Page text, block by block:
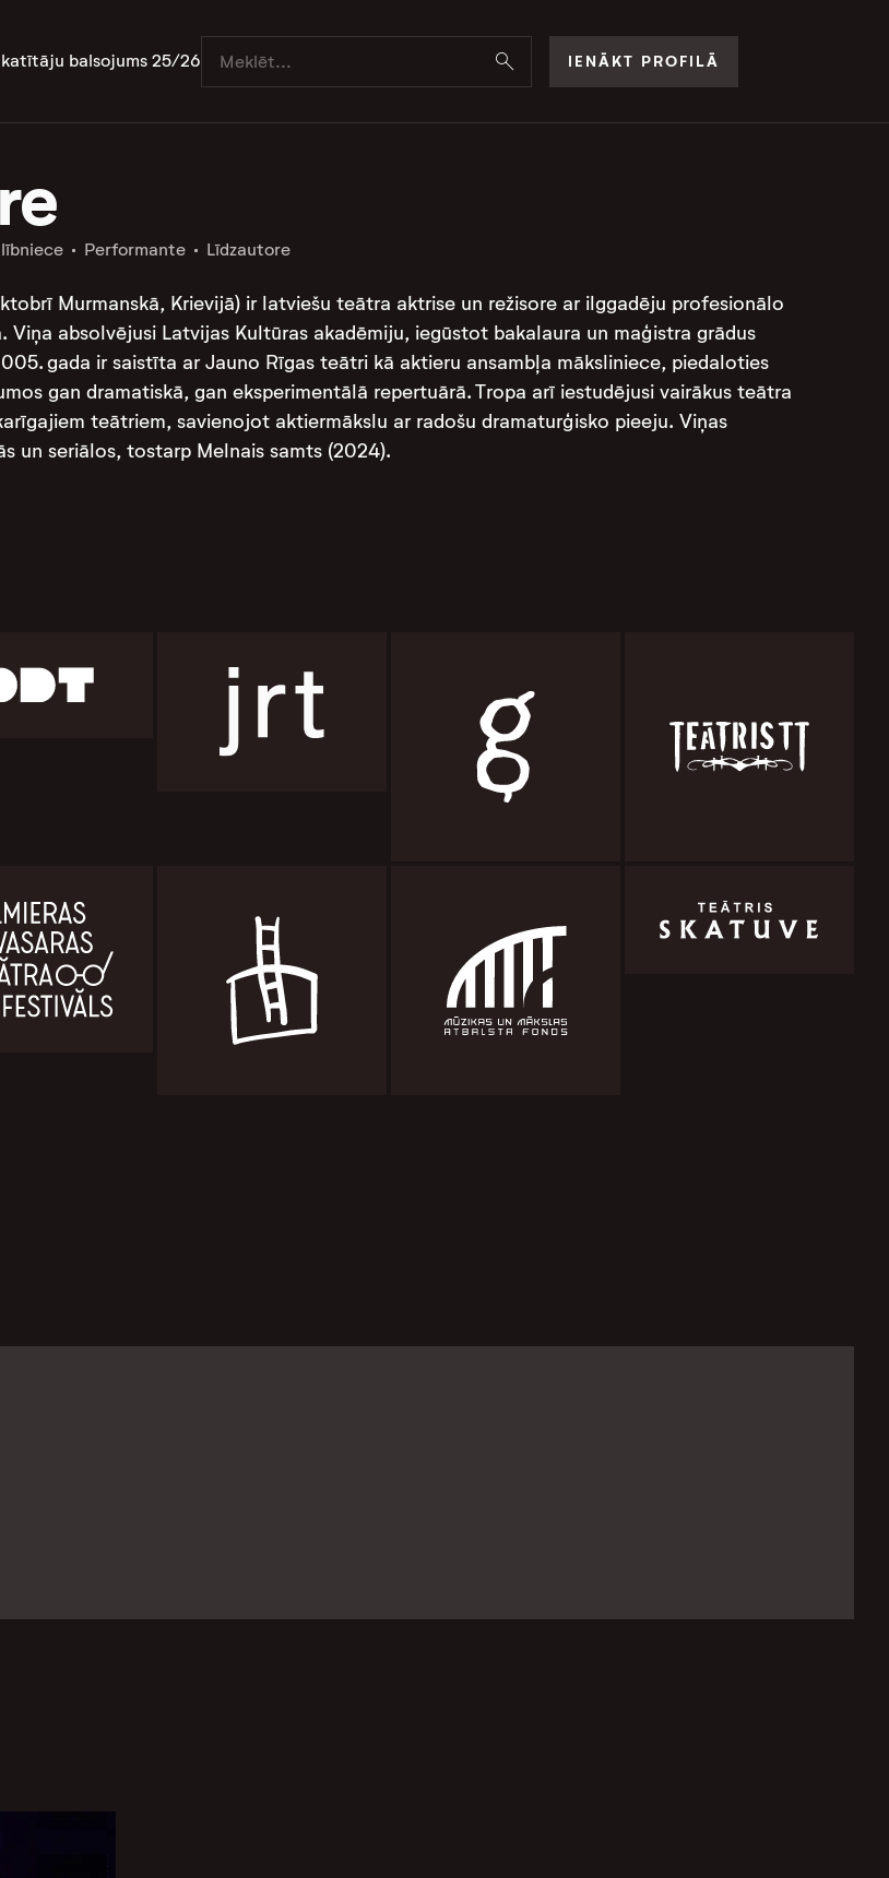
balsojums 25/26 IENĀKT PROFILĀ
Performante Līdzautore
Murmanskā, Krievijā) ir latviešu teātra aktrise un režisore ar ilggadēju profesionālo
Viņa absolvējusi Latvijas Kultūras akadēmiju, iegūstot bakalaura un maģistra grādus
gada ir saistīta ar Jauno Rīgas teātri kā aktieru ansambļa māksliniece, piedaloties
gan dramatiskā, gan eksperimentālā repertuārā. Tropa arī iestudējusi vairākus teātra
teātriem, savienojot aktiermākslu ar radošu dramaturģisko pieeju. Viņas
un seriālos, tostarp Melnais samts (2024).